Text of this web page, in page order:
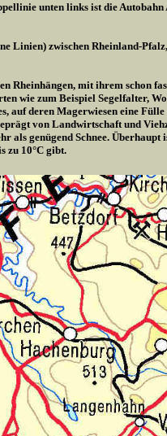
unten links ist die
Linien) zwischen Rheinland-
Rheinhängen, mit ihrem
wie zum Beispiel Segelfalter,
auf deren Magerwiesen eine
von Landwirtschaft und
als genügend Schnee.
zu 10°C gibt.